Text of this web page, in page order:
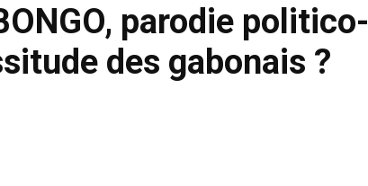
parodie politico-
des gabonais ?